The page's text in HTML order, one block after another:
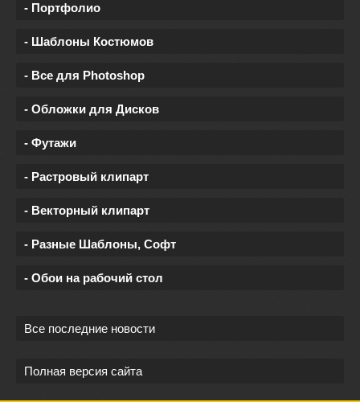
- Портфолио
- Шаблоны Костюмов
- Все для Photoshop
- Обложки для Дисков
- Футажи
- Растровый клипарт
- Векторный клипарт
- Разные Шаблоны, Софт
- Обои на рабочий стол
Все последние новости
Полная версия сайта